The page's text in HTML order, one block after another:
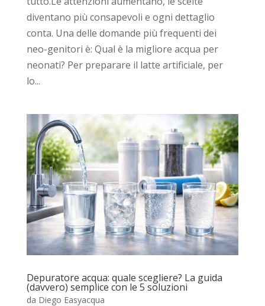
diventano più consapevoli e ogni dettaglio
conta. Una delle domande più frequenti dei
neo-genitori è: Qual è la migliore acqua per
neonati? Per preparare il latte artificiale, per
lo...
Depuratore acqua: quale scegliere? La guida
(davvero) semplice con le 5 soluzioni
da Diego Easyacqua